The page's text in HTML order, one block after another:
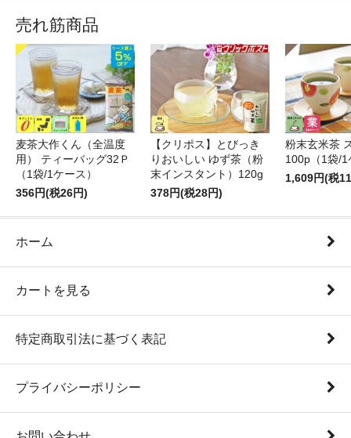
売れ筋商品
麦茶大作くん（全温度
用） ティーバッグ32Ｐ
（1袋/1ケース）
356円(税26円)
【クリポス】とびっき
りおいしい ゆず茶（粉
末インスタント）120g
378円(税28円)
粉末玄米茶
100p（1袋/1
1,609円(税
ホーム
カートを見る
特定商取引法に基づく表記
プライバシーポリシー